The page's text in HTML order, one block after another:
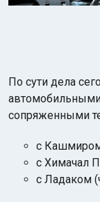
По сути дела
сопряженными
с
с Химачал
с Ладаком